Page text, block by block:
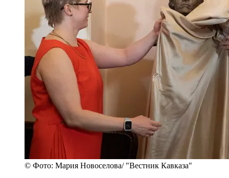
© Фото: Мария Новоселова/ "Вестник Кавказа"